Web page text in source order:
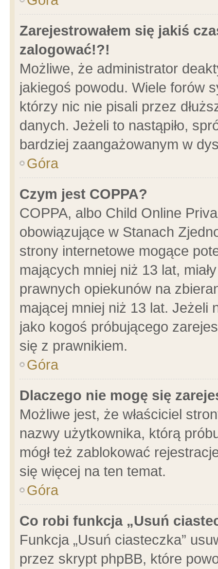
Zarejestrowałem się jakiś
zalogować!?!
Możliwe, że administrator
jakiegoś powodu. Wiele forów
którzy nic nie pisali przez
danych. Jeżeli to nastąpiło,
bardziej zaangażowanym w
Góra
Czym jest COPPA?
COPPA, albo Child Online
obowiązujące w Stanach
strony internetowe mogące
mających mniej niż 13 lat,
prawnych opiekunów na
mającej mniej niż 13 lat. Jeżeli
jako kogoś próbującego
się z prawnikiem.
Góra
Dlaczego nie mogę się
Możliwe jest, że właściciel
nazwy użytkownika, którą
mógł też zablokować
się więcej na ten temat.
Góra
Co robi funkcja „Usuń
Funkcja „Usuń ciasteczka”
przez skrypt phpBB, które